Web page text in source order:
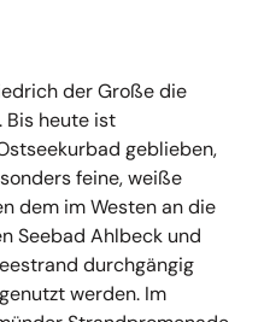
der Große die
Bis heute ist
geblieben,
feine, weiße
dem im Westen an die
Seebad Ahlbeck und
durchgängig
werden. Im